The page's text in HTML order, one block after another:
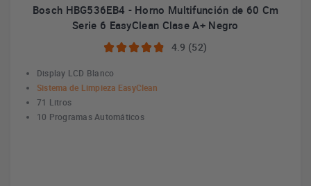
Bosch HBG536EB4 - Horno Multifunción de 60 Cm
Serie 6 EasyClean Clase A+ Negro
4.9 (52)
Display LCD Blanco
Sistema de Limpieza EasyClean
71 Litros
10 Programas Automáticos